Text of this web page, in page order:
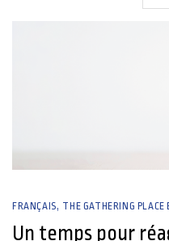
FRANÇAIS THE GATHERING PLACE
Un temps pour